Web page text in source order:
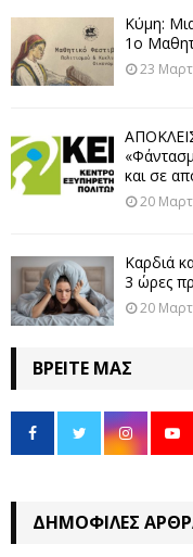
Κύμη:
1ο
23
και σε
20
Καρδιά
3 ώρες
20
ΒΡΕΊΤΕ ΜΑΣ
ΔΗΜΟΦΙΛΈΣ